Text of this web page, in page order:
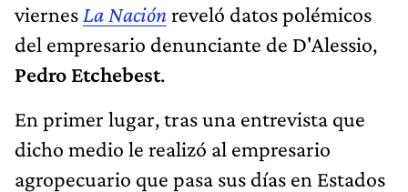
viernes La Nación reveló datos polémicos
del empresario denunciante de D'Alessio,
Pedro Etchebest.
En primer lugar, tras una entrevista que
dicho medio le realizó al empresario
agropecuario que pasa sus días en Estados